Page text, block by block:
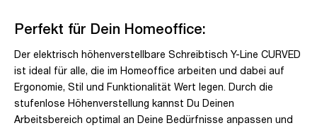
Perfekt für Dein Homeoffice:
Der elektrisch höhenverstellbare Schreibtisch Y-Line CURVED
ist ideal für alle, die im Homeoffice arbeiten und dabei auf
Ergonomie, Stil und Funktionalität Wert legen. Durch die
stufenlose Höhenverstellung kannst Du Deinen
Arbeitsbereich optimal an Deine Bedürfnisse anpassen und